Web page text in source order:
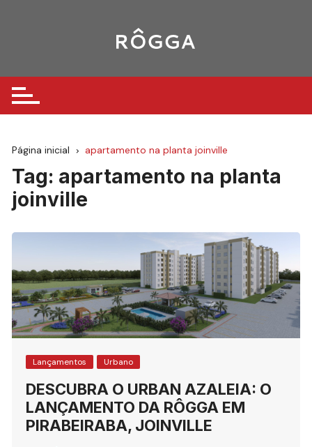
Página inicial apartamento na planta joinville
Tag: apartamento na planta
joinville
Lançamentos Urbano
DESCUBRA O URBAN AZALEIA: O
LANÇAMENTO DA RÔGGA EM
PIRABEIRABA, JOINVILLE